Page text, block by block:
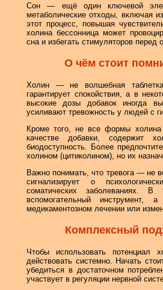
Сон — ещё один ключевой
метаболические отходы, включая
этот процесс, повышая
холина бессонница может
сна и избегать стимуляторов перед
О чём стоит
Холин — не волшебная
гарантирует спокойствия, а в
высокие дозы добавок иногда
усиливают тревожность у людей с
Кроме того, не все формы
качестве добавки, содержит
биодоступность. Более
холином (цитиколином), но их
Важно понимать, что тревога — не
сигнализирует о
соматических заболеваниях.
вспомогательный инструмент,
медикаментозном лечении или
Комплексный
Чтобы использовать потенциал
действовать системно. Начать
убедиться в достаточном
участвует в регуляции нервной